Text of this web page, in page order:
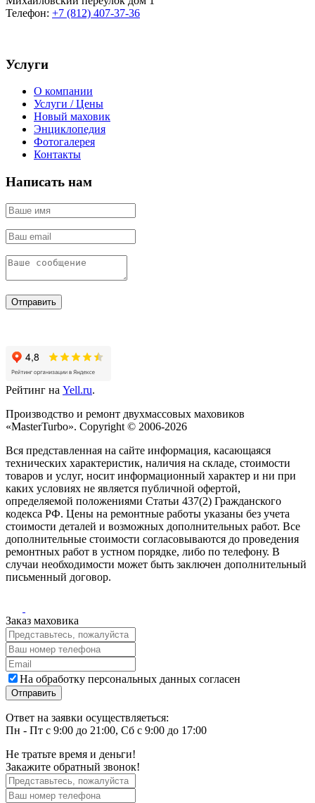
Телефон: +7 (812) 407-37-36
Услуги
О компании
Услуги / Цены
Новый маховик
Энциклопедия
Фотогалерея
Контакты
Написать нам
Отправить
Рейтинг на Yell.ru.
Производство и ремонт двухмассовых маховиков
«MasterTurbo». Copyright © 2006-2026
Вся представленная на сайте информация, касающаяся
технических характеристик, наличия на складе, стоимости
товаров и услуг, носит информационный характер и ни при
каких условиях не является публичной офертой,
определяемой положениями Статьи 437(2) Гражданского
кодекса РФ. Цены на ремонтные работы указаны без учета
стоимости деталей и возможных дополнительных работ. Все
дополнительные стоимости согласовываются до проведения
ремонтных работ в устном порядке, либо по телефону. В
случаи необходимости может быть заключен дополнительный
письменный договор.
Заказ маховика
На обработку персональных данных согласен
Ответ на заявки осуществляеться:
Пн - Пт с 9:00 до 21:00, Сб с 9:00 до 17:00
Не тратьте время и деньги!
Закажите обратный звонок!